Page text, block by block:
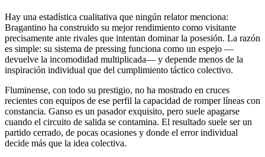
Hay una estadística cualitativa que ningún relator menciona:
Bragantino ha construido su mejor rendimiento como visitante
precisamente ante rivales que intentan dominar la posesión. La razón
es simple: su sistema de pressing funciona como un espejo —
devuelve la incomodidad multiplicada— y depende menos de la
inspiración individual que del cumplimiento táctico colectivo.
Fluminense, con todo su prestigio, no ha mostrado en cruces
recientes con equipos de ese perfil la capacidad de romper líneas con
constancia. Ganso es un pasador exquisito, pero suele apagarse
cuando el circuito de salida se contamina. El resultado suele ser un
partido cerrado, de pocas ocasiones y donde el error individual
decide más que la idea colectiva.